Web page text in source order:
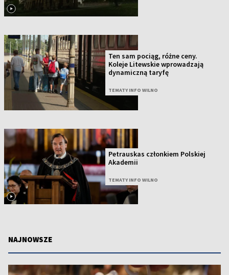
Ten sam pociąg, różne ceny.
Koleje Litewskie wprowadzają
dynamiczną taryfę
TEMATY INFO WILNO
Petrauskas członkiem Polskiej
Akademii
TEMATY INFO WILNO
NAJNOWSZE